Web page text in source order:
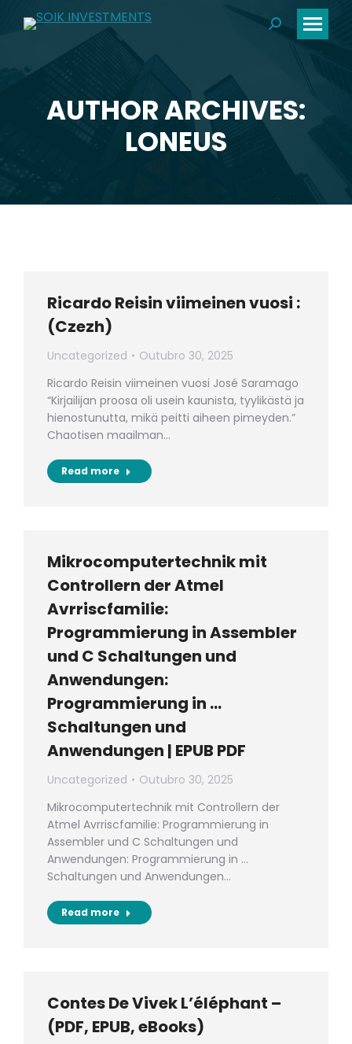
Search:
AUTHOR ARCHIVES:
LONEUS
You are here:
Ricardo Reisin viimeinen vuosi :
(Czezh)
Uncategorized
Outubro 30, 2025
Ricardo Reisin viimeinen vuosi José Saramago
“Kirjailijan proosa oli usein kaunista, tyylikästä ja
hienostunutta, mikä peitti aiheen pimeyden.”
Chaotisen maailman…
Read more
Mikrocomputertechnik mit
Controllern der Atmel
Avrriscfamilie:
Programmierung in Assembler
und C Schaltungen und
Anwendungen:
Programmierung in …
Schaltungen und
Anwendungen | EPUB PDF
Uncategorized
Outubro 30, 2025
Mikrocomputertechnik mit Controllern der
Atmel Avrriscfamilie: Programmierung in
Assembler und C Schaltungen und
Anwendungen: Programmierung in …
Schaltungen und Anwendungen…
Read more
Contes De Vivek L’éléphant –
(PDF, EPUB, eBooks)